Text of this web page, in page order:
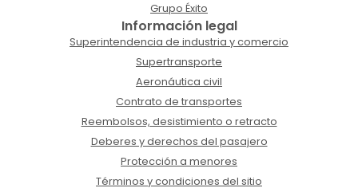
Grupo Éxito
Información legal
Superintendencia de industria y comercio
Supertransporte
Aeronáutica civil
Contrato de transportes
Reembolsos, desistimiento o retracto
Deberes y derechos del pasajero
Protección a menores
Términos y condiciones del sitio